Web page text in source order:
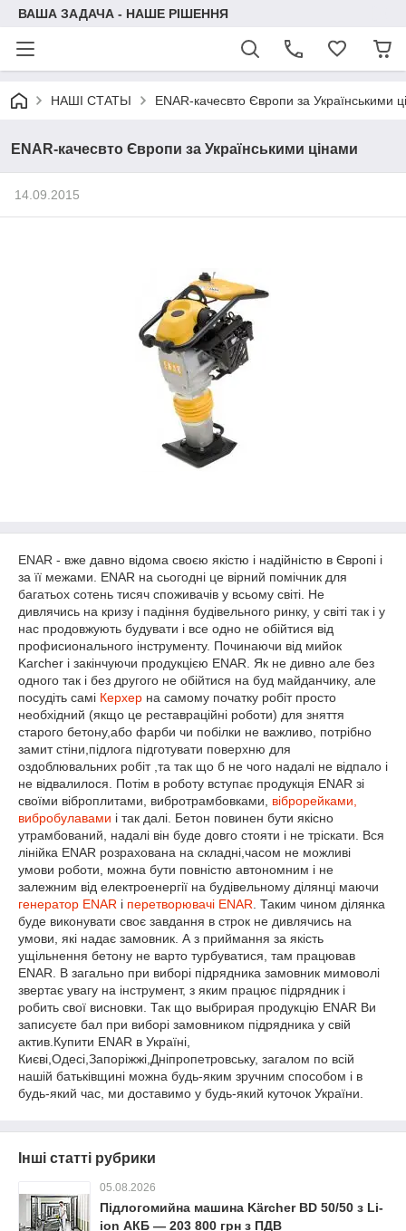
ВАША ЗАДАЧА - НАШЕ РІШЕННЯ
НАШІ СТАТЬІ ENAR-качесвто Європи за Українськими
ENAR-качесвто Європи за Українськими цінами
14.09.2015
ENAR - вже давно відома своєю якістю і надійністю в Європі і
за її межами. ENAR на сьогодні це вірний помічник для
багатьох сотень тисяч споживачів у всьому світі. Не
дивлячись на кризу і падіння будівельного ринку, у світі так і у
нас продовжують будувати і все одно не обійтися від
профисионального інструменту. Починаючи від мийок
Karcher і закінчуючи продукцією ENAR. Як не дивно але без
одного так і без другого не обійтися на буд майданчику, але
посудіть самі Керхер на самому початку робіт просто
необхідний (якщо це реставраційні роботи) для зняття
старого бетону,або фарби чи побілки не важливо, потрібно
замит стіни,підлога підготувати поверхню для
оздоблювальних робіт ,та так що б не чого надалі не відпало і
не відвалилося. Потім в роботу вступає продукція ENAR зі
своїми віброплитами, вибротрамбовками, віброрейками,
вибробулавами і так далі. Бетон повинен бути якісно
утрамбований, надалі він буде довго стояти і не тріскати. Вся
лінійка ENAR розрахована на складні,часом не можливі
умови роботи, можна бути повністю автономним і не
залежним від електроенергії на будівельному ділянці маючи
генератор ENAR і перетворювачі ENAR . Таким чином ділянка
буде виконувати своє завдання в строк не дивлячись на
умови, які надає замовник. А з приймання за якість
ущільнення бетону не варто турбуватися, там працював
ENAR. В загально при виборі підрядника замовник мимоволі
звертає увагу на інструмент, з яким працює підрядник і
робить свої висновки. Так що выбрирая продукцію ENAR Ви
записуєте бал при виборі замовником підрядника у свій
актив.Купити ENAR в Україні,
Києві,Одесі,Запоріжжі,Дніпропетровську, загалом по всій
нашій батьківщині можна будь-яким зручним способом і в
будь-який час, ми доставимо у будь-який куточок України.
Інші статті рубрики
05.08.2026
Підлогомийна машина Kärcher BD 50/50 з Li-
ion АКБ — 203 800 грн з ПДВ